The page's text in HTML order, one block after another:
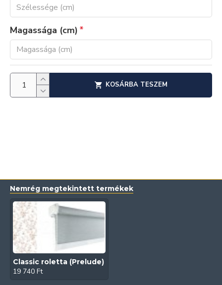
Magassága (cm)
KOSÁRBA TESZEM
Nemrég megtekintett termékek
Classic roletta (Prelude)
19 740 Ft